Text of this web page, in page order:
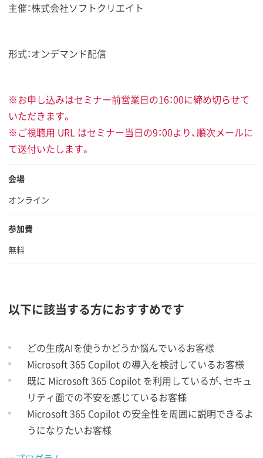
主催：株式会社ソフトクリエイト
形式：オンデマンド配信
※お申し込みはセミナー前営業日の16：00に締め切らせて
いただきます。
※ご視聴用 URL はセミナー当日の9：00より、順次メールに
て送付いたします。
会場
オンライン
参加費
無料
以下に該当する方におすすめです
どの生成AIを使うかどうか悩んでいるお客様
Microsoft 365 Copilot の導入を検討しているお客様
既に Microsoft 365 Copilot を利用しているが、セキュ
リティ面での不安を感じているお客様
Microsoft 365 Copilot の安全性を周囲に説明できるよ
うになりたいお客様